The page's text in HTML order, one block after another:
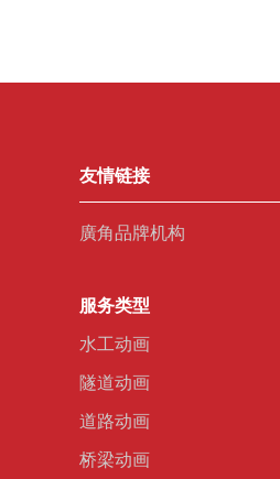
友情链接
廣角品牌机构
服务类型
水工动画
隧道动画
道路动画
桥梁动画